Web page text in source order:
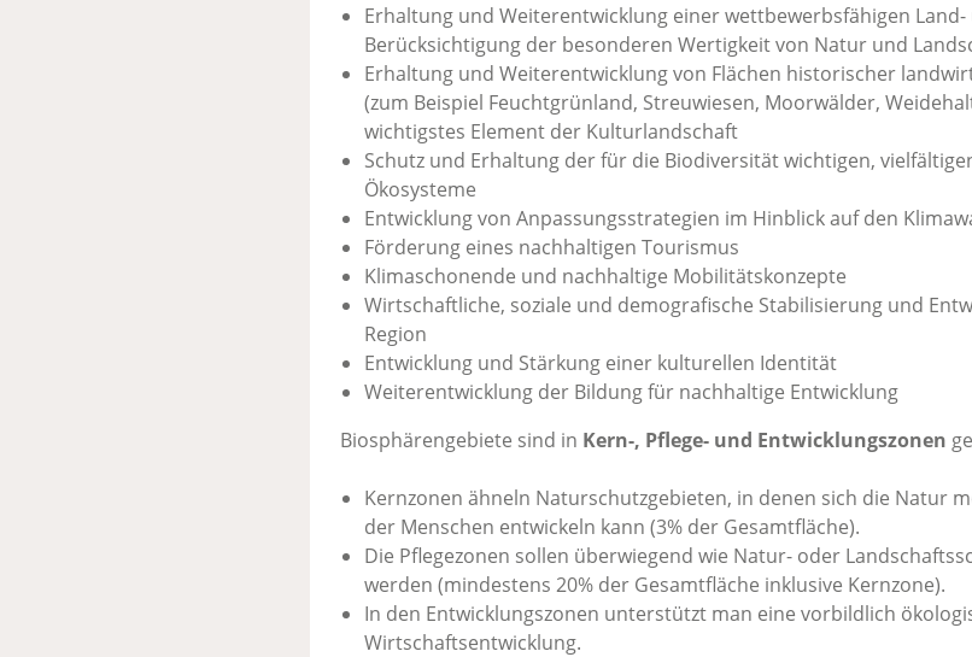
Erhaltung und Weiterentwicklung einer wettbewerbsfähigen
Berücksichtigung der besonderen Wertigkeit von Natur und
Erhaltung und Weiterentwicklung von Flächen historischer
(zum Beispiel Feuchtgrünland, Streuwiesen, Moorwälder,
wichtigstes Element der Kulturlandschaft
Schutz und Erhaltung der für die Biodiversität wichtigen,
Ökosysteme
Entwicklung von Anpassungsstrategien im Hinblick auf den
Förderung eines nachhaltigen Tourismus
Klimaschonende und nachhaltige Mobilitätskonzepte
Wirtschaftliche, soziale und demografische Stabilisierung und
Region
Entwicklung und Stärkung einer kulturellen Identität
Weiterentwicklung der Bildung für nachhaltige Entwicklung
Biosphärengebiete sind in Kern-, Pflege- und Entwicklungszonen
Kernzonen ähneln Naturschutzgebieten, in denen sich die Natur
der Menschen entwickeln kann (3% der Gesamtfläche).
Die Pflegezonen sollen überwiegend wie Natur- oder
werden (mindestens 20% der Gesamtfläche inklusive Kernzone).
In den Entwicklungszonen unterstützt man eine vorbildlich
Wirtschaftsentwicklung.